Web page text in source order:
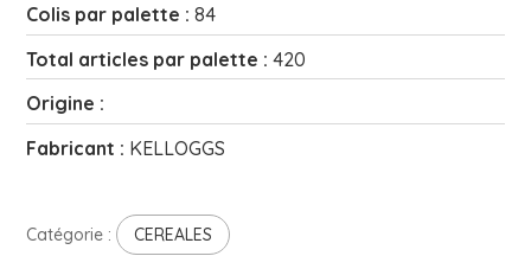
Colis par palette :84
Total articles par palette :420
Origine :
Fabricant : KELLOGGS
Catégorie : CEREALES